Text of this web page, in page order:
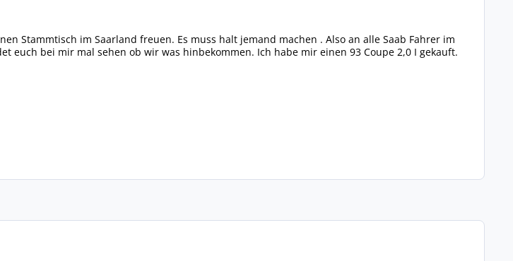
Stammtisch im Saarland freuen. Es muss halt jemand machen . Also an alle Saab Fahrer im
euch bei mir mal sehen ob wir was hinbekommen. Ich habe mir einen 93 Coupe 2,0 I gekauft.